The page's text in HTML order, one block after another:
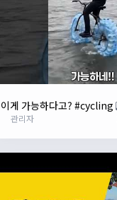
이게 가능하다고? #cycling
관리자